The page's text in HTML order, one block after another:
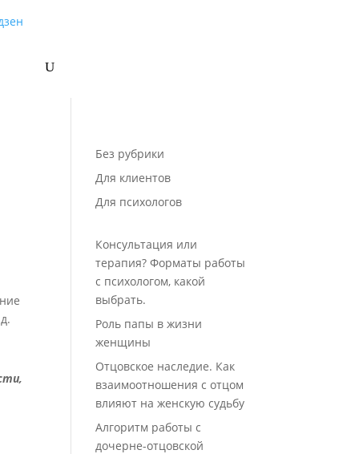
Без рубрики
Для клиентов
Для психологов
Консультация или
терапия? Форматы работы
с психологом, какой
выбрать.
Роль папы в жизни
женщины
Отцовское наследие. Как
взаимоотношения с отцом
влияют на женскую судьбу
Алгоритм работы с
дочерне-отцовской